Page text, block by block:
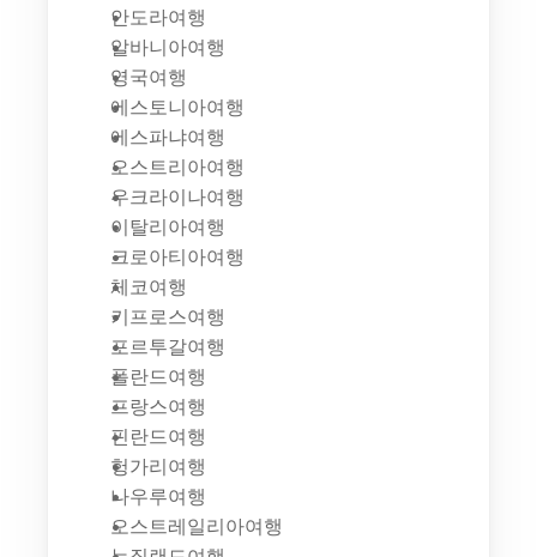
안도라여행
알바니아여행
영국여행
에스토니아여행
에스파냐여행
오스트리아여행
우크라이나여행
이탈리아여행
크로아티아여행
체코여행
키프로스여행
포르투갈여행
폴란드여행
프랑스여행
핀란드여행
헝가리여행
나우루여행
오스트레일리아여행